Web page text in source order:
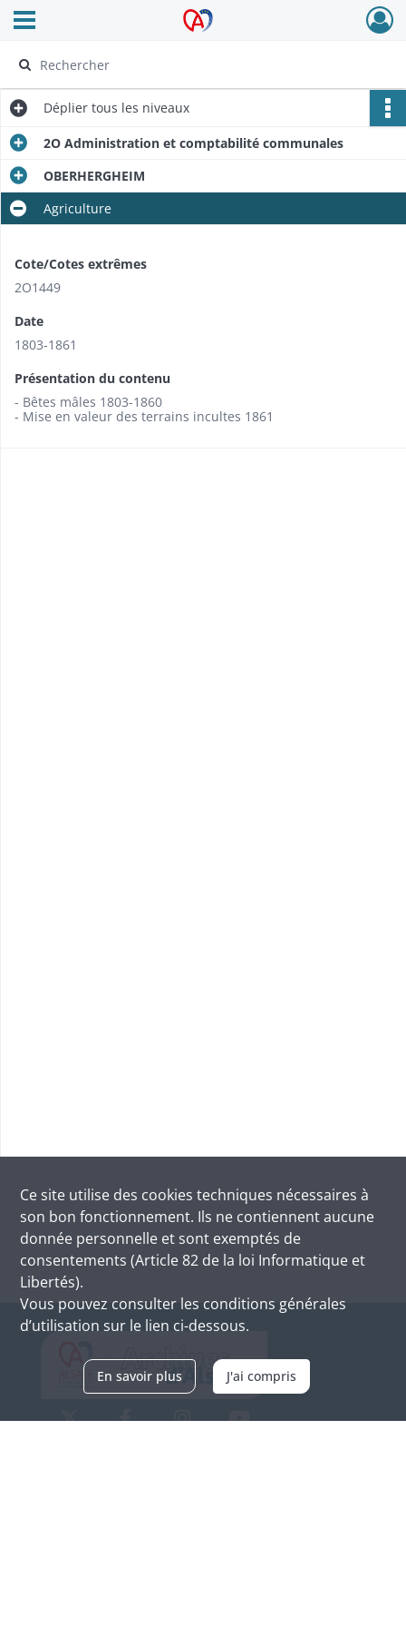
Archives Alsace - Colmar
Ouvrir le menu déroulant
Déplier tous les niveaux
2O Administration et comptabilité communales
OBERHERGHEIM
Agriculture
Cote/Cotes extrêmes
2O1449
Date
1803-1861
Présentation du contenu
- Bêtes mâles 1803-1860
- Mise en valeur des terrains incultes 1861
Ce site utilise des cookies techniques nécessaires à
son bon fonctionnement. Ils ne contiennent aucune
donnée personnelle et sont exemptés de
consentements (Article 82 de la loi Informatique et
Libertés).
Vous pouvez consulter les conditions générales
d’utilisation sur le lien ci-dessous.
En savoir plus J'ai compris